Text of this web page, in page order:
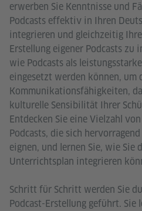
erwerben Sie Kenntnisse und
Podcasts effektiv in Ihren
integrieren und gleichzeitig
Erstellung eigener Podcasts zu
wie Podcasts als
eingesetzt werden können, um
Kommunikationsfähigkeiten,
kulturelle Sensibilität Ihrer
Entdecken Sie eine Vielzahl
Podcasts, die sich
eignen, und lernen Sie, wie Sie
Unterrichtsplan integrieren
Schritt für Schritt werden Sie
Podcast-Erstellung geführt. Sie